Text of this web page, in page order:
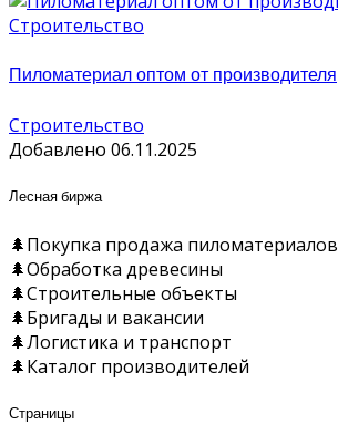
Строительство
Пиломатериал оптом от производителя
Строительство
Добавлено 06.11.2025
Лесная биржа
🌲Покупка продажа пиломатериалов
🌲Обработка древесины
🌲Строительные объекты
🌲Бригады и вакансии
🌲Логистика и транспорт
🌲Каталог производителей
Страницы